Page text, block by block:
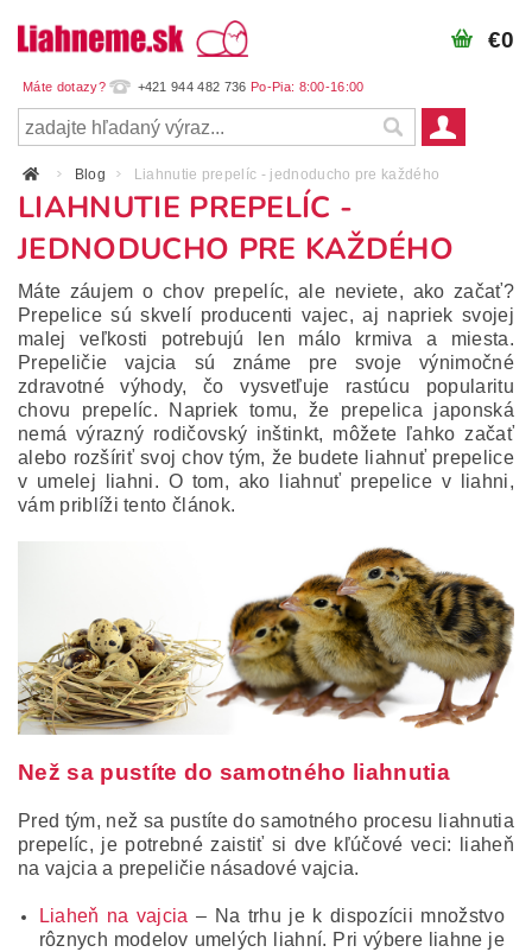
+421 944 482 736
€0
Blog Liahnutie prepelíc - jednoducho pre každého
LIAHNUTIE PREPELÍC -
JEDNODUCHO PRE KAŽDÉHO
Máte záujem o chov prepelíc, ale neviete, ako začať?
Prepelice sú skvelí producenti vajec, aj napriek svojej
malej veľkosti potrebujú len málo krmiva a miesta.
Prepeličie vajcia sú známe pre svoje výnimočné
zdravotné výhody, čo vysvetľuje rastúcu popularitu
chovu prepelíc. Napriek tomu, že prepelica japonská
nemá výrazný rodičovský inštinkt, môžete ľahko začať
alebo rozšíriť svoj chov tým, že budete liahnuť prepelice
v umelej liahni. O tom, ako liahnuť prepelice v liahni,
vám priblíži tento článok.
Než sa pustíte do samotného liahnutia
Pred tým, než sa pustíte do samotného procesu liahnutia
prepelíc, je potrebné zaistiť si dve kľúčové veci: liaheň
na vajcia a prepeličie násadové vajcia.
Liaheň na vajcia – Na trhu je k dispozícii množstvo
rôznych modelov umelých liahní. Pri výbere liahne je